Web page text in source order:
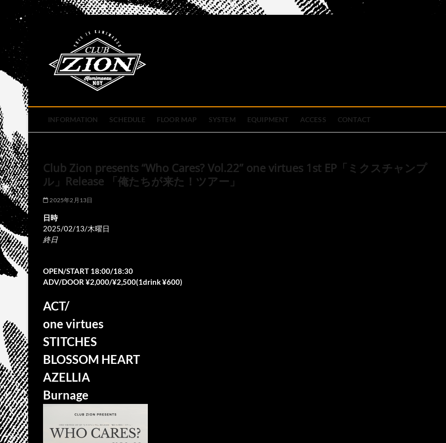
content
INFORMATION SCHEDULE FLOOR MAP SYSTEM EQUIPMENT ACCESS CONTACT
Club Zion presents “Who Cares? Vol.22” one virtues 1st EP「ミクスチャンプ
ル」Release 「俺たちが来た！ツアー」
2025年2月13日
日時
2025/02/13/木曜日
終日
OPEN/START 18:00/18:30
ADV/DOOR ¥2,000/¥2,500(1drink ¥600)
ACT/
one virtues
STITCHES
BLOSSOM HEART
AZELLIA
Burnage